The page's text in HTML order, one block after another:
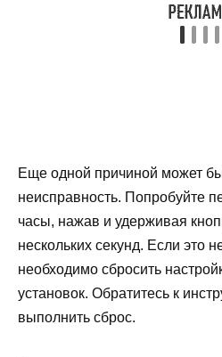
Еще одной причиной может
неисправность. Попробуйте
часы, нажав и удерживая
нескольких секунд. Если это
необходимо сбросить
установок. Обратитесь к
выполнить сброс.